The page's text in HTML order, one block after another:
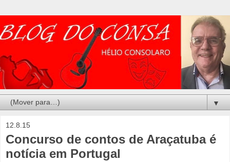
▼
12.8.15
Concurso de contos de Araçatuba é
notícia em Portugal